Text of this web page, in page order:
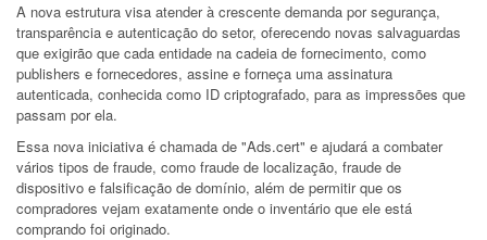
A nova estrutura visa atender à crescente demanda por segurança,
transparência e autenticação do setor, oferecendo novas salvaguardas
que exigirão que cada entidade na cadeia de fornecimento, como
publishers e fornecedores, assine e forneça uma assinatura
autenticada, conhecida como ID criptografado, para as impressões que
passam por ela.
Essa nova iniciativa é chamada de "Ads.cert" e ajudará a combater
vários tipos de fraude, como fraude de localização, fraude de
dispositivo e falsificação de domínio, além de permitir que os
compradores vejam exatamente onde o inventário que ele está
comprando foi originado.